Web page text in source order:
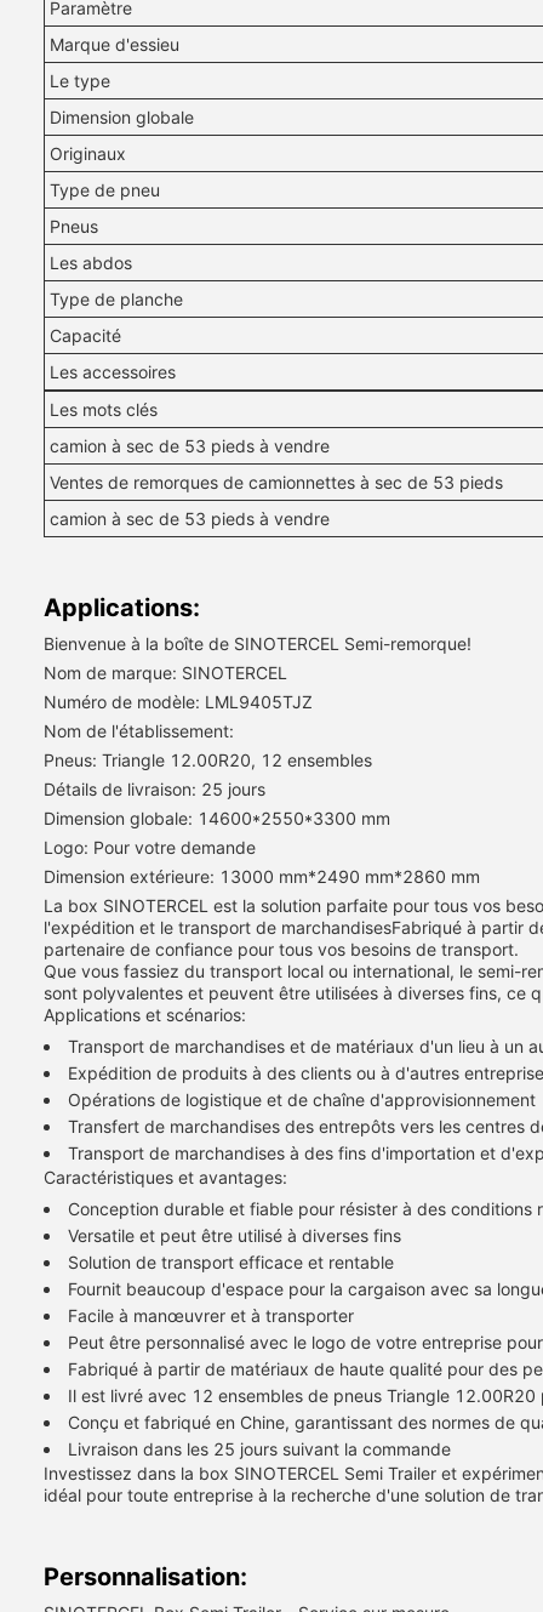
Paramètre
Marque d'essieu
Le type
Dimension globale
Originaux
Type de pneu
Pneus
Les abdos
Type de planche
Capacité
Les accessoires
Les mots clés
camion à sec de 53 pieds à vendre
Ventes de remorques de camionnettes à sec de 53 pieds
camion à sec de 53 pieds à vendre
Applications:
Bienvenue à la boîte de SINOTERCEL Semi-remorque!
Nom de marque: SINOTERCEL
Numéro de modèle: LML9405TJZ
Nom de l'établissement:
Pneus: Triangle 12.00R20, 12 ensembles
Détails de livraison: 25 jours
Dimension globale: 14600*2550*3300 mm
Logo: Pour votre demande
Dimension extérieure: 13000 mm*2490 mm*2860 mm
La box SINOTERCEL est la solution parfaite pour tous vos
l'expédition et le transport de marchandisesFabriqué à partir
partenaire de confiance pour tous vos besoins de transport.
Que vous fassiez du transport local ou international, le semi-
sont polyvalentes et peuvent être utilisées à diverses fins, ce
Applications et scénarios:
Transport de marchandises et de matériaux d'un lieu à un
Expédition de produits à des clients ou à d'autres
Opérations de logistique et de chaîne d'approvisionnement
Transfert de marchandises des entrepôts vers les centres
Transport de marchandises à des fins d'importation et
Caractéristiques et avantages:
Conception durable et fiable pour résister à des conditions
Versatile et peut être utilisé à diverses fins
Solution de transport efficace et rentable
Fournit beaucoup d'espace pour la cargaison avec sa
Facile à manœuvrer et à transporter
Peut être personnalisé avec le logo de votre entreprise
Fabriqué à partir de matériaux de haute qualité pour des
Il est livré avec 12 ensembles de pneus Triangle
Conçu et fabriqué en Chine, garantissant des normes de
Livraison dans les 25 jours suivant la commande
Investissez dans la box SINOTERCEL Semi Trailer et
idéal pour toute entreprise à la recherche d'une solution de
Personnalisation: